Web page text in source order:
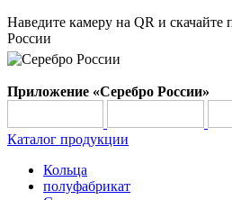
Наведите камеру на QR и
России
Приложение «Серебро России»
Каталог продукции
Кольца
полуфабрикат